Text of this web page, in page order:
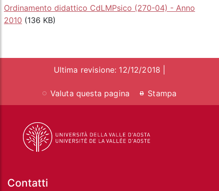
Ordinamento didattico CdLMPsico (270-04) - Anno
2010 (136 KB)
Ultima revisione: 12/12/2018 |
Valuta questa pagina Stampa
Contatti